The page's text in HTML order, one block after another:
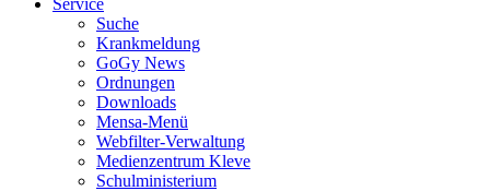
Service
Suche
Krankmeldung
GoGy News
Ordnungen
Downloads
Mensa-Menü
Webfilter-Verwaltung
Medienzentrum Kleve
Schulministerium